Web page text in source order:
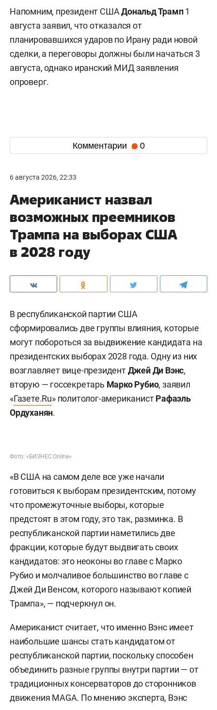
Напомним, президент СШАДональд Трамп1
августа заявил, что отказался от
планировавшихся ударов по Ирану ради новой
сделки, а переговоры должны были начаться 3
августа, однако иранский МИД заявления
опроверг.
Комментарии 0
6 августа 2026, 22:33
Американист назвал
возможных преемников
Трампа на выборах США
в 2028 году
В республиканской партии США
сформировались две группы влияния, которые
могут побороться за выдвижение кандидата на
президентских выборах 2028 года. Одну из них
возглавляет вице-президентДжей Ди Вэнс,
вторую — госсекретарь Марко Рубио, заявил
«Газете.Ru» политолог-американистРафаэль
Ордуханян.
Фото: «БИЗНЕС Online»
«В США на самом деле все уже начали
готовиться к выборам президентским, потому
что промежуточные выборы, которые
предстоят в этом году, это так, разминка. В
республиканской партии наметились две
фракции, которые будут выдвигать своих
кандидатов: это неоконы во главе с Марко
Рубио и молчаливое большинство во главе с
Джей Ди Венсом, которого называют копией
Трампа», — подчеркнул он.
Американист считает, что именно Вэнс имеет
наибольшие шансы стать кандидатом от
республиканской партии, поскольку способен
объединить разные группы внутри партии — от
традиционных консерваторов до сторонников
движения MAGA. По мнению эксперта, Вэнс